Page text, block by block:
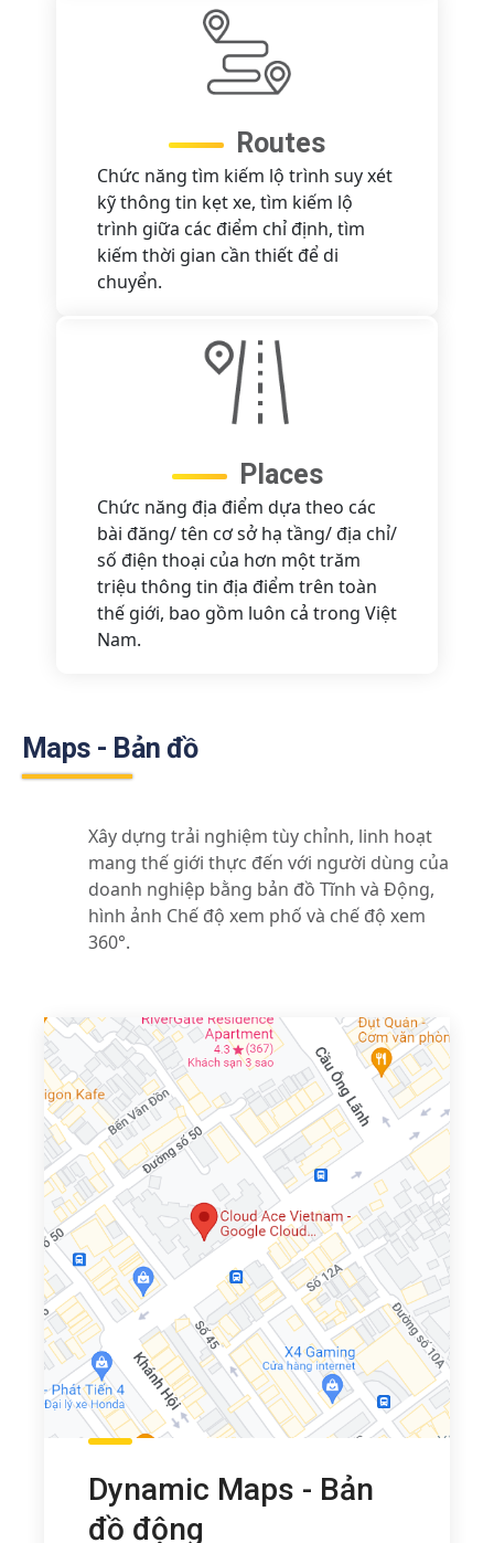
Routes
Chức năng tìm kiếm lộ trình suy xét
kỹ thông tin kẹt xe, tìm kiếm lộ
trình giữa các điểm chỉ định, tìm
kiếm thời gian cần thiết để di
chuyển.
Places
Chức năng địa điểm dựa theo các
bài đăng/ tên cơ sở hạ tầng/ địa chỉ/
số điện thoại của hơn một trăm
triệu thông tin địa điểm trên toàn
thế giới, bao gồm luôn cả trong Việt
Nam.
Maps - Bản đồ
Xây dựng trải nghiệm tùy chỉnh, linh hoạt
mang thế giới thực đến với người dùng của
doanh nghiệp bằng bản đồ Tĩnh và Động,
hình ảnh Chế độ xem phố và chế độ xem
360°.
Dynamic Maps - Bản
đồ động